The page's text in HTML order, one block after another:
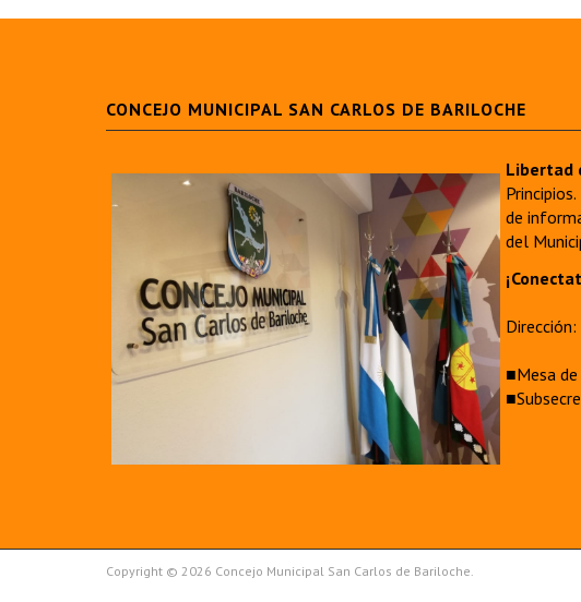
CONCEJO MUNICIPAL SAN CARLOS DE BARILOCHE
Libertad
de
del
■Mesa
Copyright © 2026 Concejo Municipal San Carlos de Bariloche.